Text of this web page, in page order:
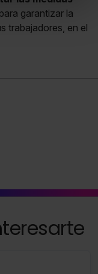
para denegar
garantizar la
trabajadores, en el